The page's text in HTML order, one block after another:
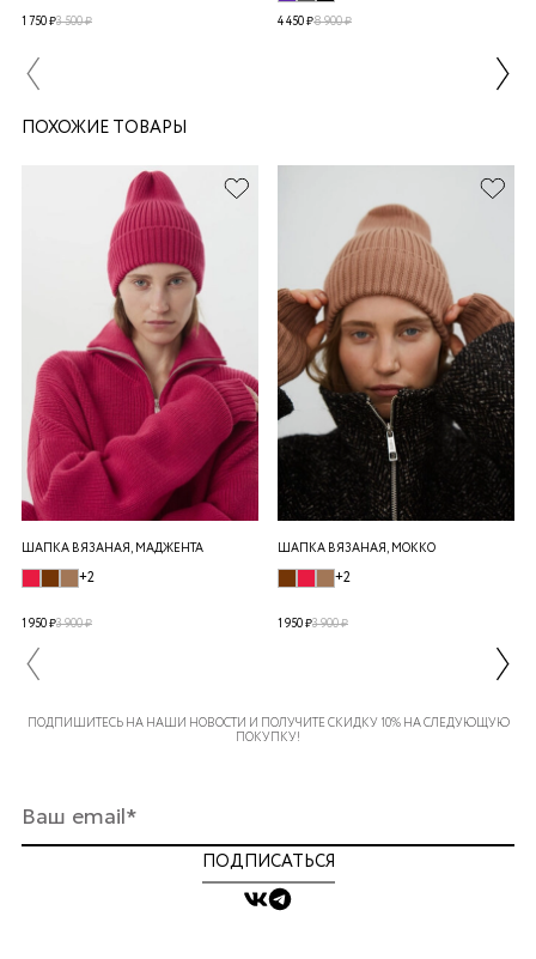
1 750 ₽3 500 ₽ 4 450 ₽8 900 ₽
ПОХОЖИЕ ТОВАРЫ
ШАПКА ВЯЗАНАЯ, МАДЖЕНТА
+2
1 950 ₽3 900 ₽
ШАПКА ВЯЗАНАЯ, МОККО
+2
1 950 ₽3 900 ₽
ПОДПИШИТЕСЬ НА НАШИ НОВОСТИ И ПОЛУЧИТЕ СКИДКУ 10% НА СЛЕДУЮЩУЮ
ПОКУПКУ!
ПОДПИСАТЬСЯ